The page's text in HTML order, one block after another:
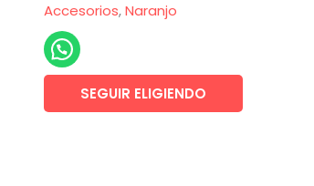
Accesorios,Naranjo
SEGUIR ELIGIENDO